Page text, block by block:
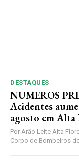
DESTAQUES
NUMEROS
Acidentes
agosto em Alta
Por Arão Leite Alta
Corpo de Bombeiros